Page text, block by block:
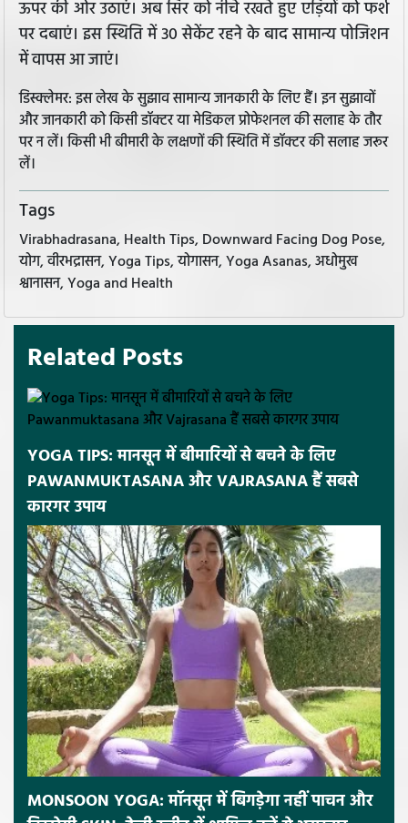
ऊपर की ओर उठाएं। अब सिर को नीचे रखते हुए एड़ियों को फर्श
पर दबाएं। इस स्थिति में 30 सेकेंट रहने के बाद सामान्य पोजिशन
में वापस आ जाएं।
डिस्क्लेमर: इस लेख के सुझाव सामान्य जानकारी के लिए हैं। इन सुझावों
और जानकारी को किसी डॉक्टर या मेडिकल प्रोफेशनल की सलाह के तौर
पर न लें। किसी भी बीमारी के लक्षणों की स्थिति में डॉक्टर की सलाह जरूर
लें।
Tags
Virabhadrasana, Health Tips, Downward Facing Dog Pose,
योग, वीरभद्रासन, Yoga Tips, योगासन, Yoga Asanas, अधोमुख
श्वानासन, Yoga and Health
Related Posts
YOGA TIPS: मानसून में बीमारियों से बचने के लिए
PAWANMUKTASANA और VAJRASANA हैं सबसे
कारगर उपाय
MONSOON YOGA: मॉनसून में बिगड़ेगा नहीं पाचन और